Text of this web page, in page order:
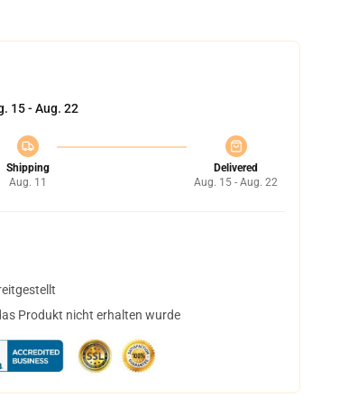
15 - Aug. 22
Shipping
Aug. 11
Delivered
Aug. 15 - Aug. 22
Produkt nicht erhalten wurde